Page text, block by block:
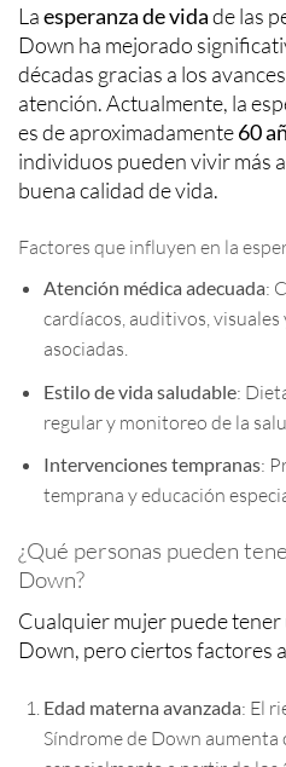
Laesperanza de vidade las
Down ha mejorado
décadas gracias a los
atención. Actualmente, la
es de aproximadamente60
individuos pueden vivir más
buena calidad de vida.
Factores que influyen en la
Atención médica adecuada:
cardíacos, auditivos,
asociadas.
Estilo de vida saludable:
regular y monitoreo de la
Intervenciones tempranas:
temprana y educación
¿Qué personas pueden
Down?
Cualquier mujer puede
Down, pero ciertos factores
Edad materna avanzada: El
Síndrome de Down aumenta